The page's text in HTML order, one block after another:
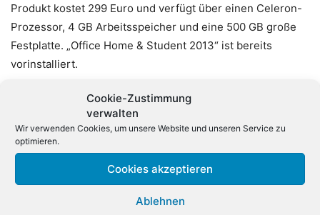
Cookie-Zustimmung
verwalten
Wir verwenden Cookies, um unsere Website und unseren Service zu
optimieren.
Cookies akzeptieren
Ablehnen
Produkt kostet 299 Euro und verfügt über einen Celeron-
Prozessor, 4 GB Arbeitsspeicher und eine 500 GB große
Festplatte. „Office Home & Student 2013“ ist bereits
vorinstalliert.